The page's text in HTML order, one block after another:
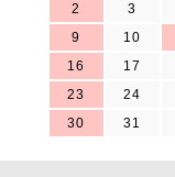
2
3
9
10
16
17
23
24
30
31